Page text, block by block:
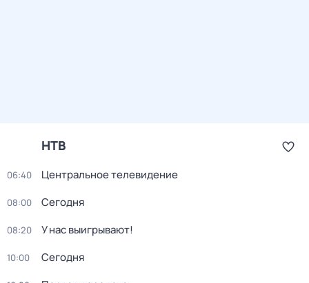
НТВ
06:40 Центральное телевидение
08:00 Сегодня
08:20 У нас выигрывают!
10:00 Сегодня